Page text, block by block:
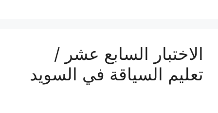
الاختبار السابع عشر /
تعليم السياقة في السويد